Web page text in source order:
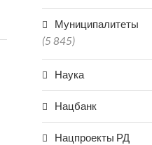
Муниципалитеты
(5 845)
Наука
Нацбанк
Нацпроекты РД